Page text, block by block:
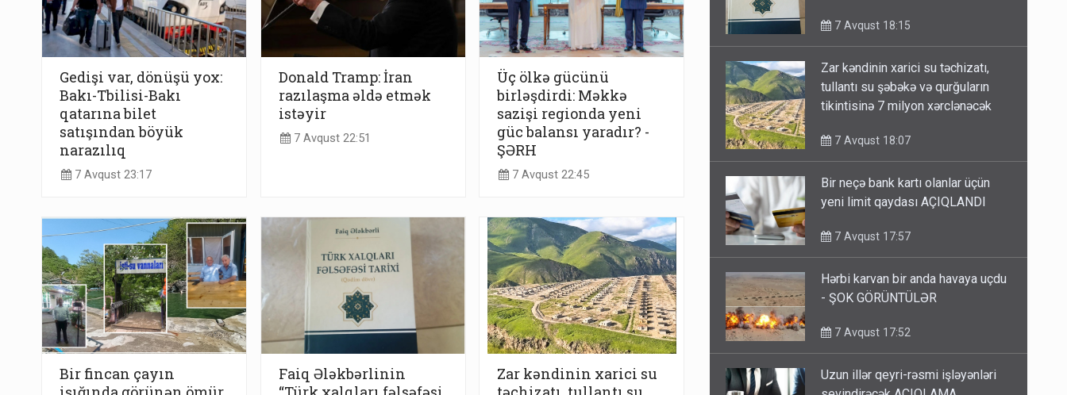
Gedişi var, dönüşü yox:
Bakı-Tbilisi-Bakı
qatarına bilet
satışından böyük
narazılıq
7 Avqust 23:17
Donald Tramp: İran
razılaşma əldə etmək
istəyir
7 Avqust 22:51
Üç ölkə gücünü
birləşdirdi: Məkkə
sazişi regionda yeni
güc balansı yaradır? -
ŞƏRH
7 Avqust 22:45
Bir fincan çayın
Faiq Ələkbərlinin
Zar kəndinin xarici su
7 Avqust 18:15
Zar kəndinin xarici su təchizatı,
tullantı su şəbəkə və qurğuların
tikintisinə 7 milyon xərclənəcək
7 Avqust 18:07
Bir neçə bank kartı olanlar üçün
yeni limit qaydası AÇIQLANDI
7 Avqust 17:57
Hərbi karvan bir anda havaya uçdu
- ŞOK GÖRÜNTÜLƏR
7 Avqust 17:52
Uzun illər qeyri-rəsmi işləyənləri